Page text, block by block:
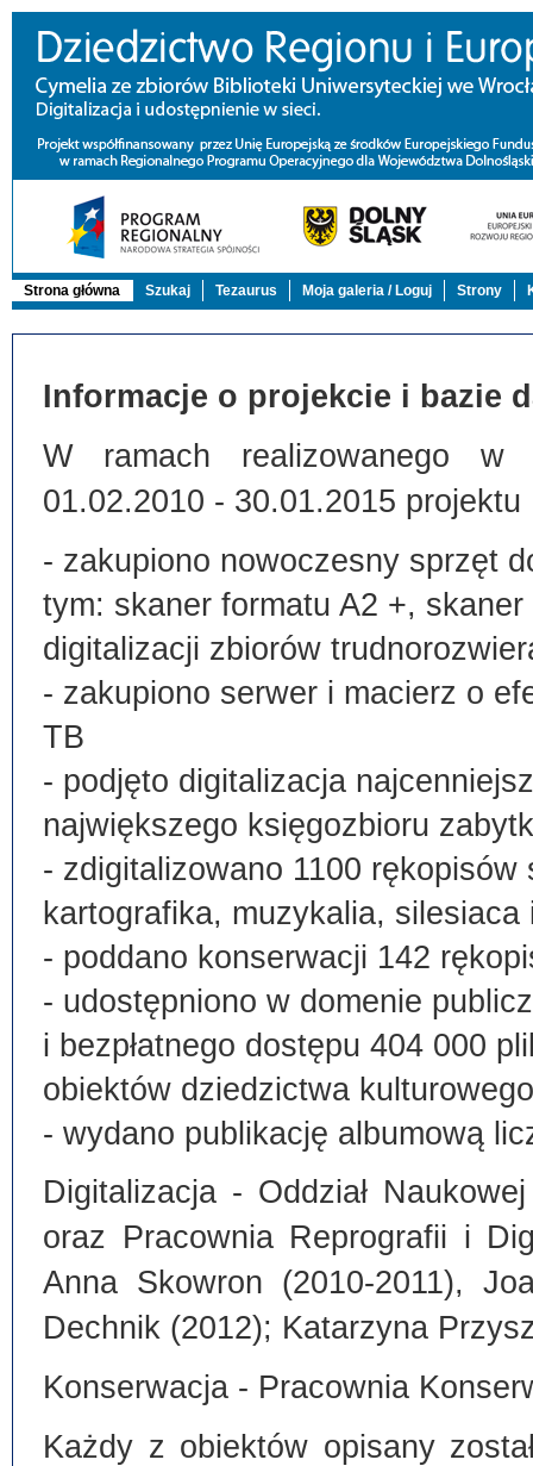
Strona główna Szukaj Tezaurus Moja galeria / Loguj Strony
Informacje o projekcie i bazie
W ramach realizowanego w
01.02.2010 - 30.01.2015 projektu
- zakupiono nowoczesny sprzęt
tym: skaner formatu A2 +,
digitalizacji zbiorów
- zakupiono serwer i macierz o
TB
- podjęto digitalizacja
największego księgozbioru
- zdigitalizowano 1100
kartografika, muzykalia, silesiaca
- poddano konserwacji 142
- udostępniono w domenie
i bezpłatnego dostępu 404 000
obiektów dziedzictwa kulturowego
- wydano publikację albumową
Digitalizacja - Oddział
oraz Pracownia Reprografii i
Anna Skowron (2010-2011),
Dechnik (2012); Katarzyna
Konserwacja - Pracownia
Każdy z obiektów opisany